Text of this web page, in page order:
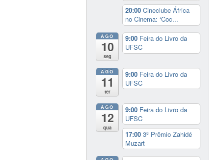
20:00Cineclube África
no Cinema: ‘Coc...
AGO
10
seg
9:00 Feira do Livro da
UFSC
AGO
11
ter
9:00 Feira do Livro da
UFSC
AGO
12
qua
9:00 Feira do Livro da
UFSC
17:003º Prêmio Zahidé
Muzart